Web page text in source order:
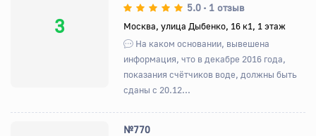
3
5.0 • 1 отзыв
Москва, улица Дыбенко, 16 к1, 1 этаж
На каком основании, вывешена
информация, что в декабре 2016 года,
показания счётчиков воде, должны быть
сданы с 20.12...
№770